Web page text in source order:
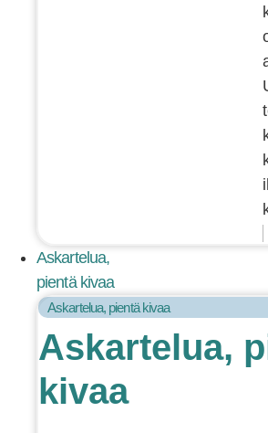
Askartelua,
pientä kivaa
Askartelua, pientä kivaa
Askartelua,
kivaa